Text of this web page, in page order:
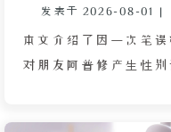
发表于 2026-08-01 |
本文介绍了因一次笔
对朋友阿普修产生性